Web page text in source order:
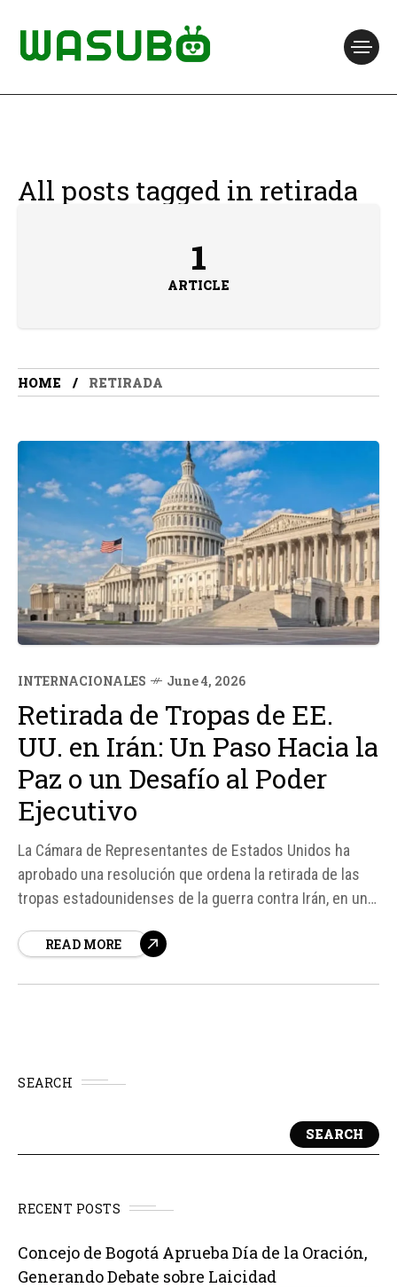
All posts tagged in retirada
1
ARTICLE
HOME RETIRADA
INTERNACIONALES June 4, 2026
Retirada de Tropas de EE.
UU. en Irán: Un Paso Hacia la
Paz o un Desafío al Poder
Ejecutivo
La Cámara de Representantes de Estados Unidos ha
aprobado una resolución que ordena la retirada de las
tropas estadounidenses de la guerra contra Irán, en un
directo a la autoridad del presidente Donald Trump en
READ MORE
SEARCH
SEARCH
RECENT POSTS
Concejo de Bogotá Aprueba Día de la Oración,
Generando Debate sobre Laicidad